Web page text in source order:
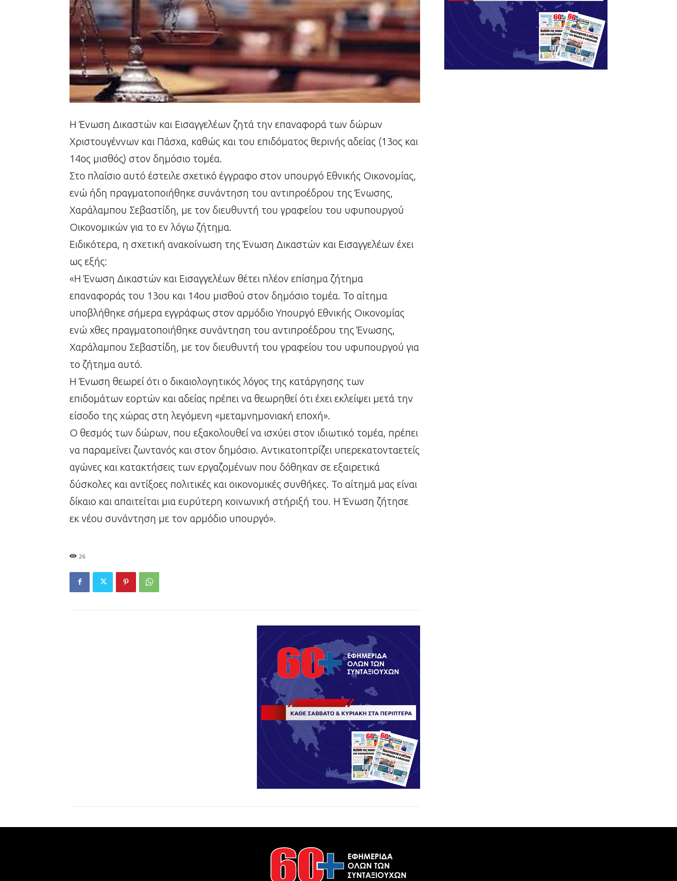
Η Ένωση Δικαστών και Εισαγγελέων ζητά την επαναφορά των δώρων
Χριστουγέννων και Πάσχα, καθώς και του επιδόματος θερινής αδείας (13ος και
14ος μισθός) στον δημόσιο τομέα.
Στο πλαίσιο αυτό έστειλε σχετικό έγγραφο στον υπουργό Εθνικής Οικονομίας,
ενώ ήδη πραγματοποιήθηκε συνάντηση του αντιπροέδρου της Ένωσης,
Χαράλαμπου Σεβαστίδη, με τον διευθυντή του γραφείου του υφυπουργού
Οικονομικών για το εν λόγω ζήτημα.
Ειδικότερα, η σχετική ανακοίνωση της Ένωση Δικαστών και Εισαγγελέων έχει
ως εξής:
«Η Ένωση Δικαστών και Εισαγγελέων θέτει πλέον επίσημα ζήτημα
επαναφοράς του 13ου και 14ου μισθού στον δημόσιο τομέα. Το αίτημα
υποβλήθηκε σήμερα εγγράφως στον αρμόδιο Υπουργό Εθνικής Οικονομίας
ενώ χθες πραγματοποιήθηκε συνάντηση του αντιπροέδρου της Ένωσης,
Χαράλαμπου Σεβαστίδη, με τον διευθυντή του γραφείου του υφυπουργού για
το ζήτημα αυτό.
Η Ένωση θεωρεί ότι ο δικαιολογητικός λόγος της κατάργησης των
επιδομάτων εορτών και αδείας πρέπει να θεωρηθεί ότι έχει εκλείψει μετά την
είσοδο της χώρας στη λεγόμενη «μεταμνημονιακή εποχή».
Ο θεσμός των δώρων, που εξακολουθεί να ισχύει στον ιδιωτικό τομέα, πρέπει
να παραμείνει ζωντανός και στον δημόσιο. Αντικατοπτρίζει υπερεκατονταετείς
αγώνες και κατακτήσεις των εργαζομένων που δόθηκαν σε εξαιρετικά
δύσκολες και αντίξοες πολιτικές και οικονομικές συνθήκες. Το αίτημά μας είναι
δίκαιο και απαιτείται μια ευρύτερη κοινωνική στήριξή του. Η Ένωση ζήτησε
εκ νέου συνάντηση με τον αρμόδιο υπουργό».
26